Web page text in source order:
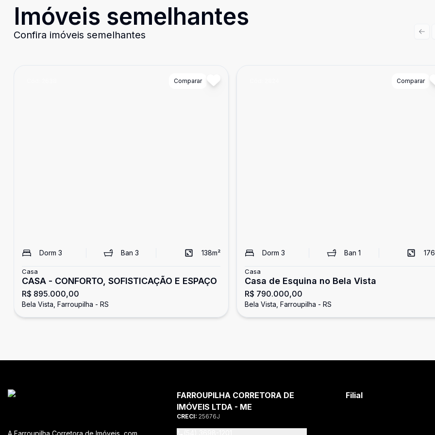
Imóveis semelhantes
Confira imóveis semelhantes
Comparar
Dorm 3 Ban3 138m²
Casa
CASA - CONFORTO, SOFISTICAÇÃO E ESPAÇO
R$ 895.000,00
Bela Vista, Farroupilha - RS
Comparar
Dorm 3 Ban1 176
Casa
Casa de Esquina no Bela Vista
R$ 790.000,00
Bela Vista, Farroupilha - RS
A Farroupilha Corretora de Imóveis, com
FARROUPILHA CORRETORA DE
IMÓVEIS LTDA - ME
CRECI: 25676J
Filial